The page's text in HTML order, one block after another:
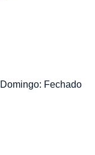
Domingo: Fechado